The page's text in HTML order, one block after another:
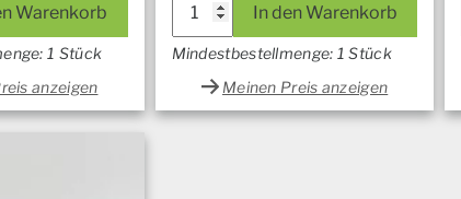
Warenkorb
1 Stück
anzeigen
In den Warenkorb
Mindestbestellmenge: 1 Stück
Meinen Preis anzeigen